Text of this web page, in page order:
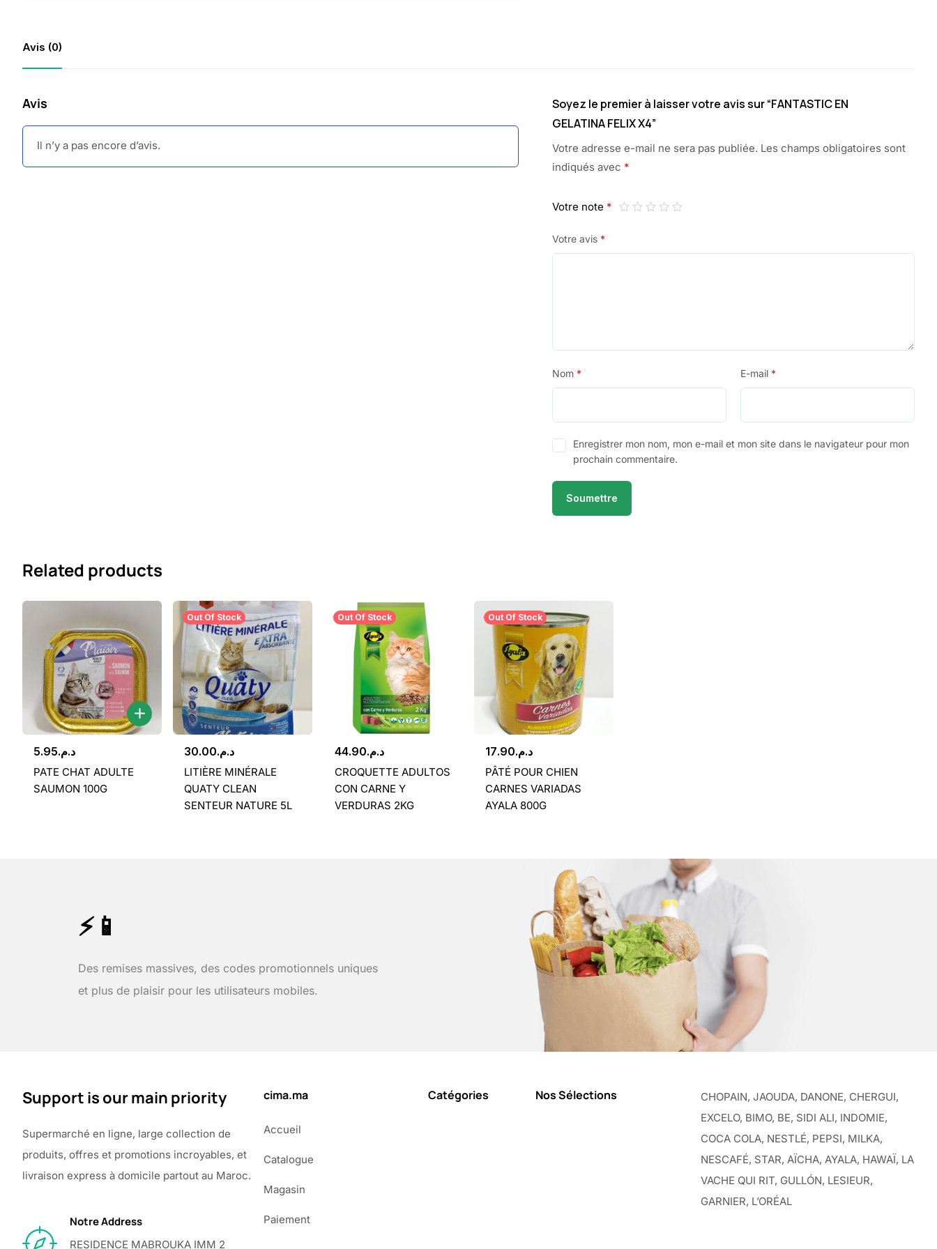
Avis (0)
Avis
Il n’y a pas encore d’avis.
Soyez le premier à laisser votre avis sur “FANTASTIC EN
GELATINA FELIX X4”
Votre adresse e-mail ne sera pas publiée. Les champs obligatoires sont
indiqués avec *
Votre note *
Votre avis *
Nom * E-mail *
Enregistrer mon nom, mon e-mail et mon site dans le navigateur pour mon
prochain commentaire.
Related products
د.م.5.95
PATE CHAT ADULTE
SAUMON 100G
Out Of Stock
د.م.30.00
LITIÈRE MINÉRALE
QUATY CLEAN
SENTEUR NATURE 5L
Out Of Stock
د.م.44.90
CROQUETTE ADULTOS
CON CARNE Y
VERDURAS 2KG
Out Of Stock
د.م.17.90
PÂTÉ POUR CHIEN
CARNES VARIADAS
AYALA 800G
⚡📱
Des remises massives, des codes promotionnels uniques
et plus de plaisir pour les utilisateurs mobiles.
Support is our main priority
Supermarché en ligne, large collection de
produits, offres et promotions incroyables, et
livraison express à domicile partout au Maroc.
Notre Address
RESIDENCE MABROUKA IMM 2
cima.ma
Accueil
Catalogue
Magasin
Paiement
Catégories Nos Sélections
CHOPAIN, JAOUDA, DANONE, CHERGUI,
EXCELO, BIMO, BE, SIDI ALI, INDOMIE,
COCA COLA, NESTLÉ, PEPSI, MILKA,
NESCAFÉ, STAR, AÏCHA, AYALA, HAWAÏ, LA
VACHE QUI RIT, GULLÓN, LESIEUR,
GARNIER, L’ORÉAL